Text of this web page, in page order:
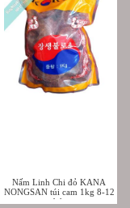
Nấm Linh Chi đỏ KANA
NONGSAN túi cam 1kg 8-12
bát